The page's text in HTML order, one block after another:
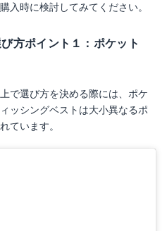
入時に検討してみてください。
方ポイント１：ポケット
で選び方を決める際には、ポケ
ッシングベストは大小異なるポ
ています。